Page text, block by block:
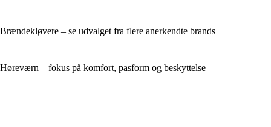
Brændekløvere – se udvalget fra flere anerkendte brands
Høreværn – fokus på komfort, pasform og beskyttelse